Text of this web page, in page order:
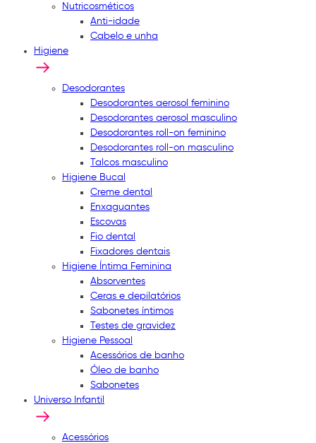
Nutricosméticos
Anti-idade
Cabelo e unha
Higiene
Desodorantes
Desodorantes aerosol feminino
Desodorantes aerosol masculino
Desodorantes roll-on feminino
Desodorantes roll-on masculino
Talcos masculino
Higiene Bucal
Creme dental
Enxaguantes
Escovas
Fio dental
Fixadores dentais
Higiene Íntima Feminina
Absorventes
Ceras e depilatórios
Sabonetes íntimos
Testes de gravidez
Higiene Pessoal
Acessórios de banho
Óleo de banho
Sabonetes
Universo Infantil
Acessórios